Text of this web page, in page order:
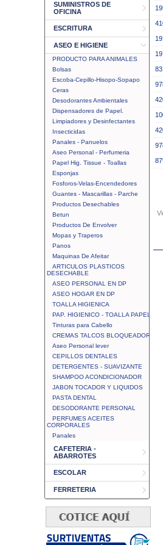
SUMINISTROS DE
OFICINA
ESCRITURA
ASEO E HIGIENE
PRODUCTO PARA ANIMALES
Bolsas
Escoba-Cepillo-Hisopo-Sopapo
Ceras
Desodorantes Ambientales
Dispensadores de Papel.
Limpiadores y Desinfectantes
Insecticidas
Panales - Panuelos
Aseo Personal - Perfumeria
Papel Hig. Tissue - Toallas
Esponjas
Fosforos-Velas-Encendedores
Guantes - Mascarillas - Parche
Productos Desechables
Betun
Productos De Envolver
Mopas y Traperos
Panos
Maquinas De Afeitar
ARTICULOS PLASTICOS
DESECHABLE
ASEO PERSONAL EN DP
ASEO HOGAR EN DP
TOALLA HIGIENICA
PAP. HIGIENICO - TOALLA PAPEL
Tinturas para Cabello
CREMAS TALCOS BLOQUEADOR
Aseo Personal lever
CEPILLOS DENTALES
DETERGENTES - SUAVIZANTE
SHAMPOO ACONDICIONADOR
JABON TOCADOR Y LIQUIDOS
PASTA DENTAL
DESODORANTE PERSONAL
PERFUMES ACEITES
CORPORALES
Panales
CAFETERIA -
ABARROTES
ESCOLAR
FERRETERIA